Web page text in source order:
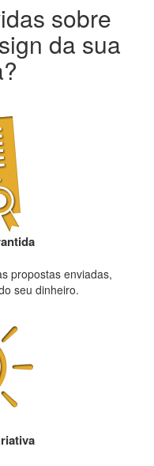
sobre
da sua
propostas enviadas,
seu dinheiro.